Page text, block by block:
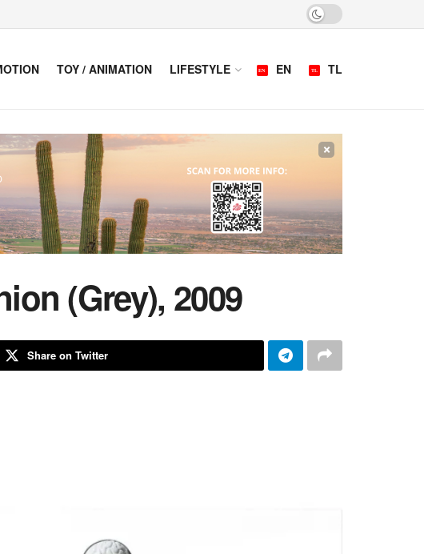
TOY / ANIMATION LIFESTYLE EN TL
×
(Grey), 2009
Share on Twitter